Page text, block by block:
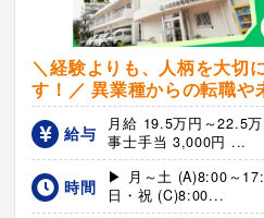
＼経験よりも、人柄を大切
す！／ 異業種からの転職や
給与
月給 19.5万円～22.5
事士手当 3,000円 ...
時間
▶ 月～土 (A)8:00～
日・祝 (C)8:00...